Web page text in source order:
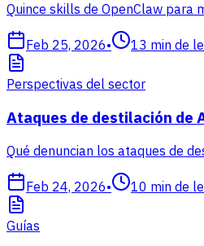
Quince skills de OpenClaw para
Feb 25, 2026• 13 min de
Perspectivas del sector
Ataques de destilación de
Qué denuncian los ataques de
Feb 24, 2026• 10 min de
Guías